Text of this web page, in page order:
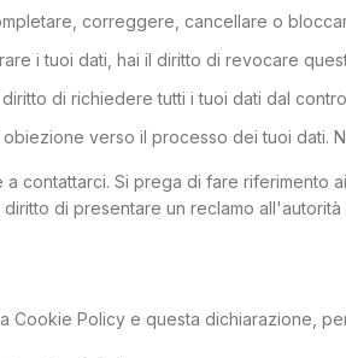
correggere, cancellare o
i tuoi dati, hai il diritto di revocare
di richiedere tutti i tuoi dati dal
verso il processo dei tuoi dati.
contattarci. Si prega di fare riferimento
di presentare un reclamo
Cookie Policy e questa dichiarazione,